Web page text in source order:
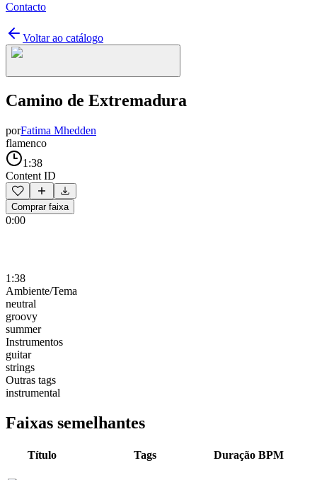
Contacto
Voltar ao catálogo
Camino de Extremadura
porFatima Mhedden
flamenco
1:38
Content ID
Comprar faixa
0:00
1:38
Ambiente/Tema
neutral
groovy
summer
Instrumentos
guitar
strings
Outras tags
instrumental
Faixas semelhantes
Título Tags Duração BPM